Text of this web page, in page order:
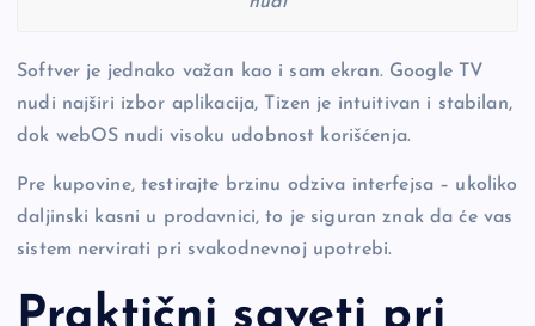
Softver je jednako važan kao i sam ekran. Google TV
nudi najširi izbor aplikacija, Tizen je intuitivan i stabilan,
dok webOS nudi visoku udobnost korišćenja.
Pre kupovine, testirajte brzinu odziva interfejsa – ukoliko
daljinski kasni u prodavnici, to je siguran znak da će vas
sistem nervirati pri svakodnevnoj upotrebi.
Praktični saveti pri